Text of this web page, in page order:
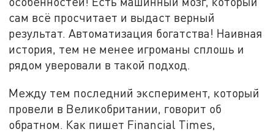
сам всё просчитает и выдаст верный
результат. Автоматизация богатства! Наивная
история, тем не менее игроманы сплошь и
рядом уверовали в такой подход.
Между тем последний эксперимент, который
провели в Великобритании, говорит об
обратном. Как пишет Financial Times,